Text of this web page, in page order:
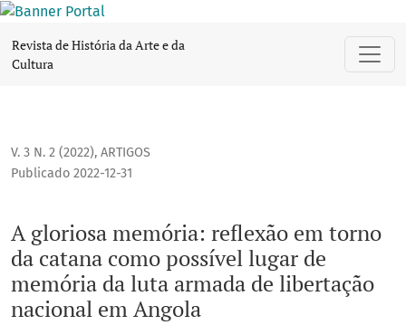
Revista de História da Arte e da
Cultura
V. 3 N. 2 (2022), ARTIGOS
A gloriosa memória: reflexão em torno
da catana como possível lugar de
memória da luta armada de libertação
nacional em Angola
Publicado 2022-12-31